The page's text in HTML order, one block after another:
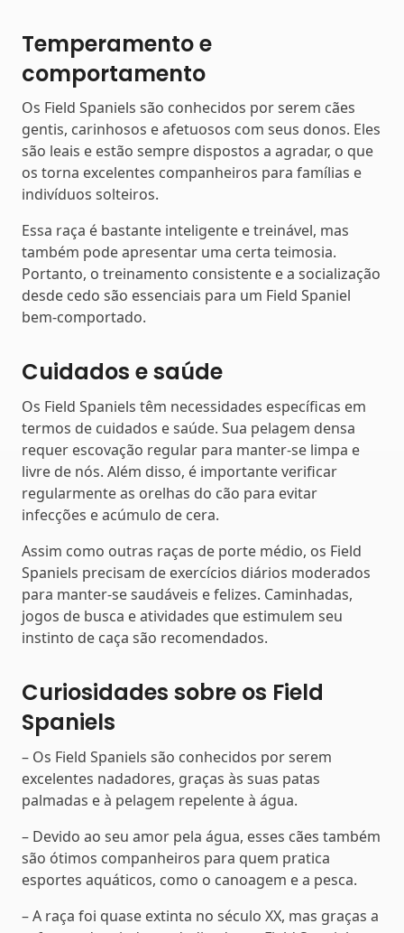
Temperamento e
comportamento
Os Field Spaniels são conhecidos por serem cães
gentis, carinhosos e afetuosos com seus donos. Eles
são leais e estão sempre dispostos a agradar, o que
os torna excelentes companheiros para famílias e
indivíduos solteiros.
Essa raça é bastante inteligente e treinável, mas
também pode apresentar uma certa teimosia.
Portanto, o treinamento consistente e a socialização
desde cedo são essenciais para um Field Spaniel
bem-comportado.
Cuidados e saúde
Os Field Spaniels têm necessidades específicas em
termos de cuidados e saúde. Sua pelagem densa
requer escovação regular para manter-se limpa e
livre de nós. Além disso, é importante verificar
regularmente as orelhas do cão para evitar
infecções e acúmulo de cera.
Assim como outras raças de porte médio, os Field
Spaniels precisam de exercícios diários moderados
para manter-se saudáveis e felizes. Caminhadas,
jogos de busca e atividades que estimulem seu
instinto de caça são recomendados.
Curiosidades sobre os Field
Spaniels
– Os Field Spaniels são conhecidos por serem
excelentes nadadores, graças às suas patas
palmadas e à pelagem repelente à água.
– Devido ao seu amor pela água, esses cães também
são ótimos companheiros para quem pratica
esportes aquáticos, como o canoagem e a pesca.
– A raça foi quase extinta no século XX, mas graças a